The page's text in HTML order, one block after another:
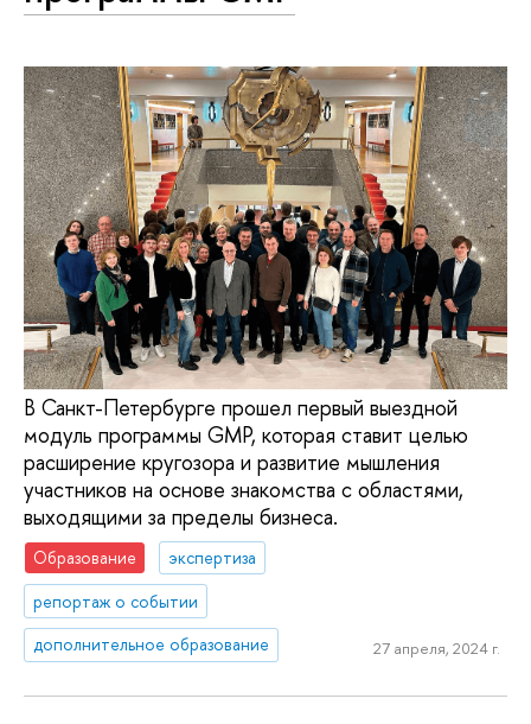
В Санкт-Петербурге прошел первый выездной
модуль программы GMP, которая ставит целью
расширение кругозора и развитие мышления
участников на основе знакомства с областями,
выходящими за пределы бизнеса.
Образование
экспертиза
репортаж о событии
дополнительное образование
27 апреля, 2024 г.